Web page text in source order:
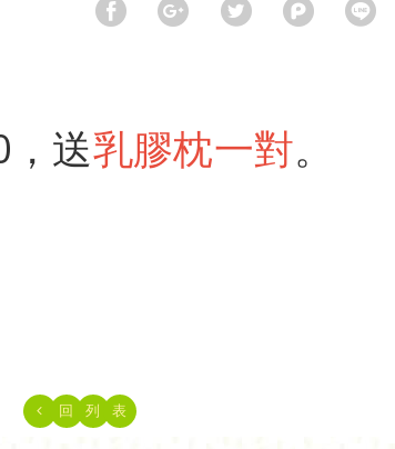
送乳膠枕一對。
回 列 表